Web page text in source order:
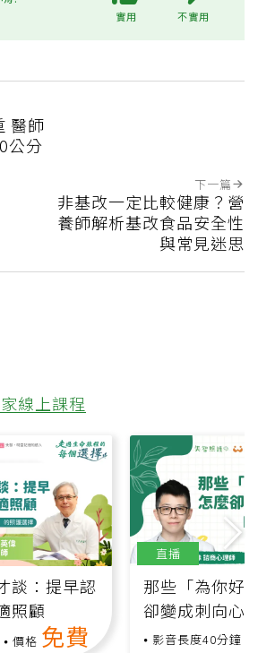
實用 不實用
醫師
公分
下一篇
非基改一定比較健康？營
養師解析基改食品安全性
與常見迷思
線上課程
談：提早認
照顧
價格 免費
那些「為你好
卻變成刺向心
影音長度40分鐘
直播